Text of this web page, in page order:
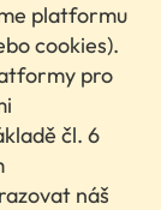
platformu
cookies).
pro
čl. 6
náš